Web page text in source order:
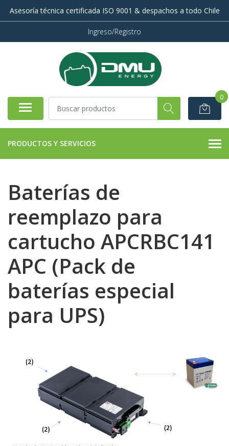
Asesoría técnica certificada ISO 9001 & despachos a todo Chile
Ingreso/Registro
0
PRODUCTOS Y SERVICIOS
Baterías de
reemplazo para
cartucho APCRBC141
APC (Pack de
baterías especial
para UPS)